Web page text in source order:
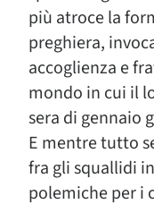
più atroce la
preghiera,
accoglienza e
mondo in cui il
sera di gennaio
E mentre tutto
fra gli squallidi
polemiche per i